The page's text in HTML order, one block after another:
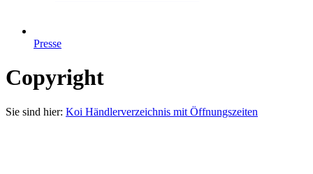
Presse
Copyright
Sie sind hier: Koi Händlerverzeichnis mit Öffnungszeiten